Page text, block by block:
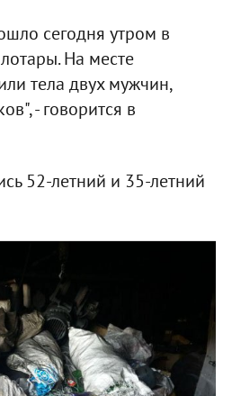
сегодня утром в
На месте
тела двух мужчин,
- говорится в
52-летний и 35-летний